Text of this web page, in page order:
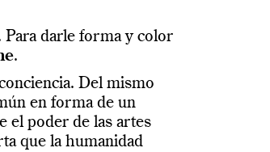
Para darle forma y color
.
Del mismo
en forma de un
el poder de las artes
que la humanidad